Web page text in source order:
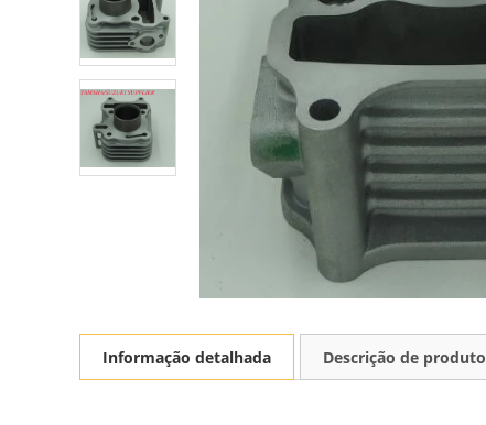
Informação detalhada Descrição de produto